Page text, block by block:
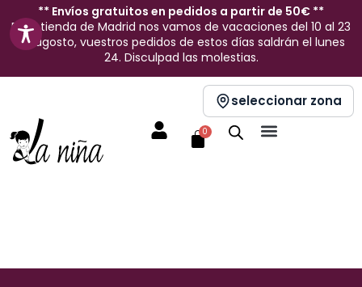
contenido
** Envíos gratuitos en pedidos a partir de 50€ **
En la tienda de Madrid nos vamos de vacaciones del 10 al 23
de agosto, vuestros pedidos de estos días saldrán el lunes
24. Disculpad las molestias.
seleccionar zona
0
Carrito